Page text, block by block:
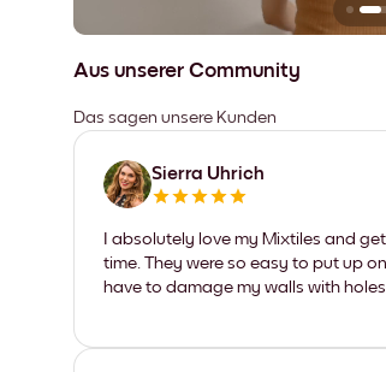
Aus unserer Community
Das sagen unsere Kunden
Sierra Uhrich
I absolutely love my Mixtiles and
time. They were so easy to put up
have to damage my walls with